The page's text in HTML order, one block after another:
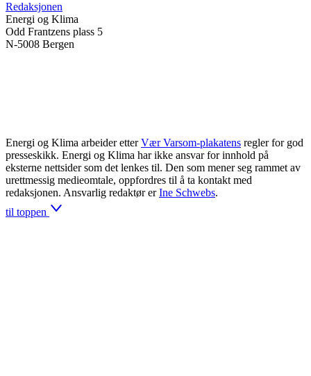
Redaksjonen
Energi og Klima
Odd Frantzens plass 5
N-5008 Bergen
Energi og Klima arbeider etter Vær Varsom-plakatens regler for god
presseskikk. Energi og Klima har ikke ansvar for innhold på
eksterne nettsider som det lenkes til. Den som mener seg rammet av
urettmessig medieomtale, oppfordres til å ta kontakt med
redaksjonen. Ansvarlig redaktør er Ine Schwebs.
til toppen